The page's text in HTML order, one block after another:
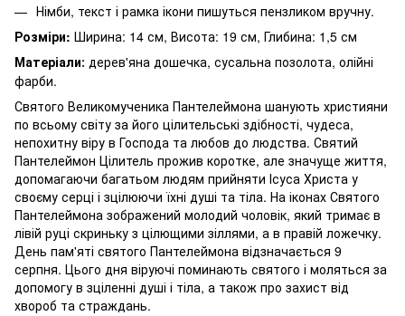
Німби, текст і рамка ікони пишуться пензликом вручну.
Розміри: Ширина: 14 см, Висота: 19 см, Глибина: 1,5 см
Матеріали: дерев'яна дошечка, сусальна позолота, олійні
фарби.
Святого Великомученика Пантелеймона шанують християни
по всьому світу за його цілительські здібності, чудеса,
непохитну віру в Господа та любов до людства. Святий
Пантелеймон Цілитель прожив коротке, але значуще життя,
допомагаючи багатьом людям прийняти Ісуса Христа у
своєму серці і зцілюючи їхні душі та тіла. На іконах Святого
Пантелеймона зображений молодий чоловік, який тримає в
лівій руці скриньку з цілющими зіллями, а в правій ложечку.
День пам'яті святого Пантелеймона відзначається 9
серпня. Цього дня віруючі поминають святого і моляться за
допомогу в зціленні душі і тіла, а також про захист від
хвороб та страждань.